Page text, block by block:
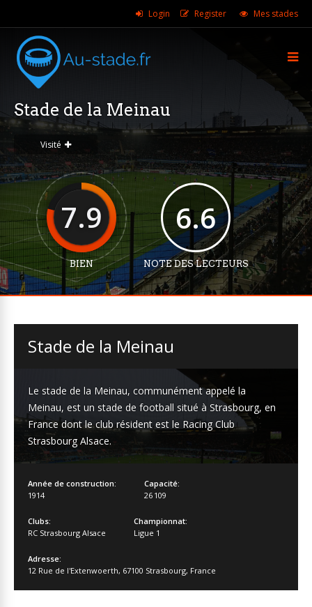
Login Register Mes stades
Stade de la Meinau
Visité
7.9
BIEN
6.6
NOTE DES LECTEURS
Stade de la Meinau
Le stade de la Meinau, communément appelé la
Meinau, est un stade de football situé à Strasbourg, en
France dont le club résident est le Racing Club
Strasbourg Alsace.
Année de construction:
1914
Capacité:
26 109
Clubs:
RC Strasbourg Alsace
Championnat:
Ligue 1
Adresse:
12 Rue de l'Extenwoerth, 67100 Strasbourg, France